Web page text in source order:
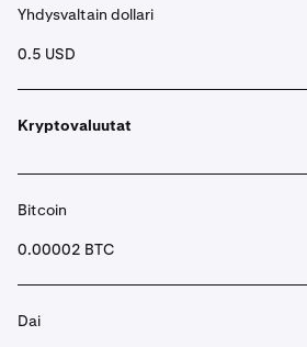
Yhdysvaltain dollari
0.5 USD
Kryptovaluutat
Bitcoin
0.00002 BTC
Dai